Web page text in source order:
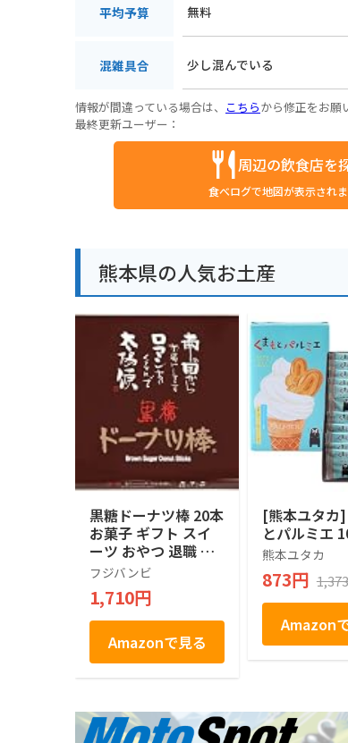
平均予算 無料
混雑具合 少し混んでいる
情報が間違っている場合は、 こちらから修正をお願
最終更新ユーザー：
周辺の飲食店を
食べログで地図が表示されま
熊本県の人気お土産
黒糖ドーナツ棒 20本
お菓子 ギフト スイ
ーツ おやつ 退職 お
礼 手土産 お土産 お
供え お取り寄せ 熊
本 フジバンビ
フジバンビ
1,710円
Amazonで見る
[熊本ユタカ
とパルミエ
熊本ユタカ
873円
Amazon